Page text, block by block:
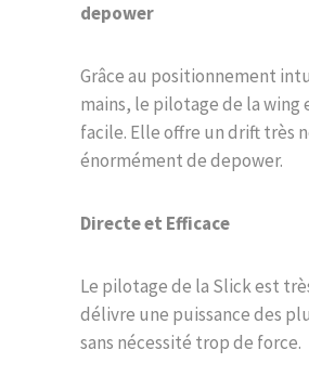
depower
Grâce au positionnement
mains, le pilotage de la wing
facile. Elle offre un drift très
énormément de depower.
Directe et Efficace
Le pilotage de la Slick est
délivre une puissance des
sans nécessité trop de force.